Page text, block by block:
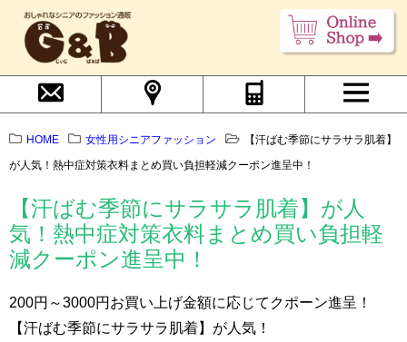
HOME 女性用シニアファッション
【汗ばむ季節にサラサラ肌着】
が人気！熱中症対策衣料まとめ買い負担軽減クーポン進呈中！
【汗ばむ季節にサラサラ肌着】が人
気！熱中症対策衣料まとめ買い負担軽
減クーポン進呈中！
200円～3000円お買い上げ金額に応じてクポーン進呈！
【汗ばむ季節にサラサラ肌着】が人気！